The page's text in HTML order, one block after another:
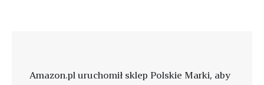
Amazon.pl uruchomił sklep Polskie Marki, aby